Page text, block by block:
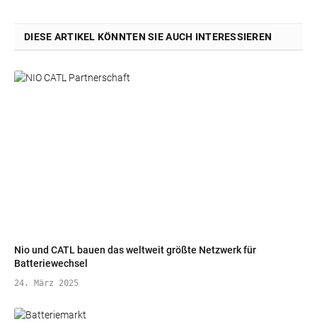
DIESE ARTIKEL KÖNNTEN SIE AUCH INTERESSIEREN
Nio und CATL bauen das weltweit größte Netzwerk für
Batteriewechsel
24. März 2025